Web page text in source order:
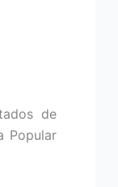
de
Popular